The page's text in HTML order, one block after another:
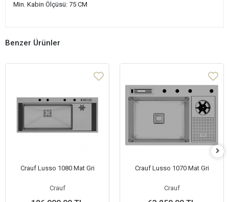
Min. Kabin Ölçüsü: 75 CM
Benzer Ürünler
Crauf Lusso 1080 Mat Gri
Crauf
Crauf Lusso 1070 Mat Gri
Crauf